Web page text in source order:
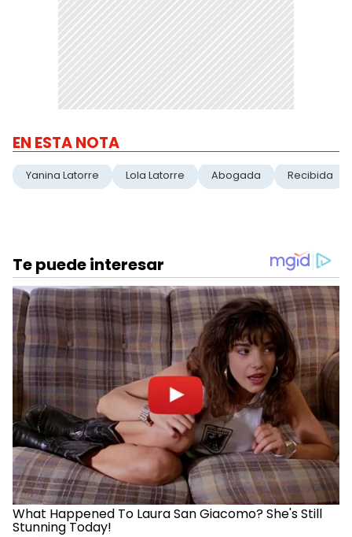
EN ESTA NOTA
Yanina Latorre Lola Latorre Abogada Recibida